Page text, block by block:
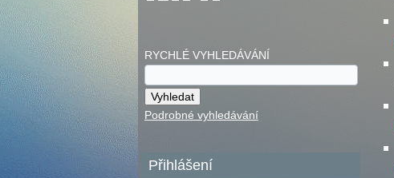
RYCHLÉ VYHLEDÁVÁNÍ
Podrobné vyhledávání
Přihlášení